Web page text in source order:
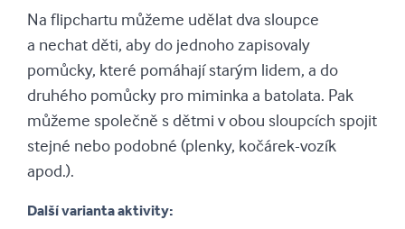
Na flipchartu můžeme udělat dva sloupce
a nechat děti, aby do jednoho zapisovaly
pomůcky, které pomáhají starým lidem, a do
druhého pomůcky pro miminka a batolata. Pak
můžeme společně s dětmi v obou sloupcích spojit
stejné nebo podobné (plenky, kočárek-vozík
apod.).
Další varianta aktivity: